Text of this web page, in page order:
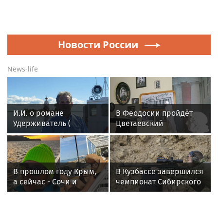
Новости России
News-life
И.И. о романе
Удерживатель (
Удерживающий сейчас
) русского вологодского
писателя и поэта
Андрея Малышева (
роман опубликован в
2016 г. )
В Феодосии пройдёт
Цветаевский
музыкально-
поэтический
фестиваль: программа
В прошлом году Крым,
а сейчас - Сочи и
Грузия: куда этим
В Кузбассе завершился
чемпионат Сибирского
ордена Жукова округа